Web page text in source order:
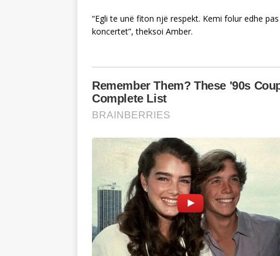
“Egli te unë fiton një respekt. Kemi folur edhe
koncertet”, theksoi Amber.